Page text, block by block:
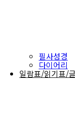
필사성경
다이어리
일람표/읽기표/